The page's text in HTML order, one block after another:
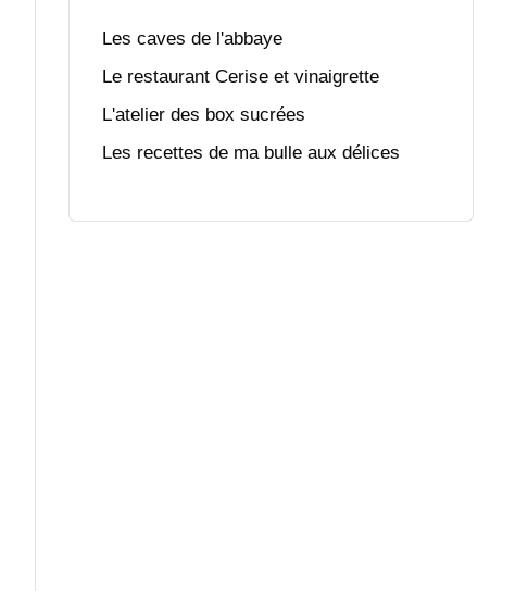
Les caves de l'abbaye
Le restaurant Cerise et vinaigrette
L'atelier des box sucrées
Les recettes de ma bulle aux délices